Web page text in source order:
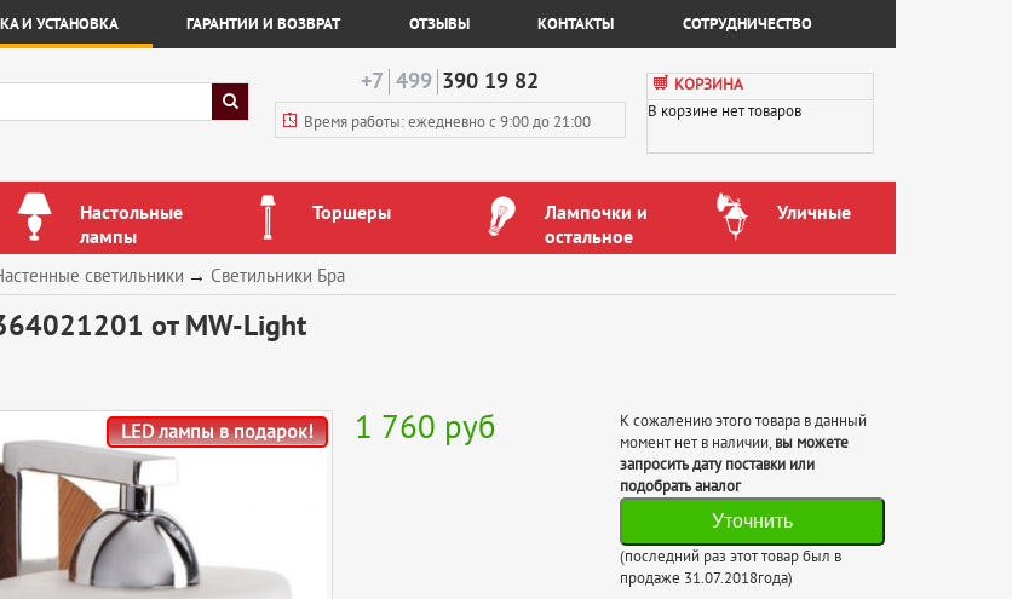
И УСТАНОВКА ГАРАНТИИ И ВОЗВРАТ ОТЗЫВЫ КОНТАКТЫ СОТРУДНИЧЕСТВО
+7 499 390 19 82
Время работы: ежедневнос 9:00 до 21:00
КОРЗИНА
В корзине нет товаров
Настольные
лампы
Торшеры
Лампочки и
остальное
Уличные
→ Светильники Бра
светильники
от MW-Light
LED лампы в подарок! 1 760 руб
К сожалению этого товара в данный
момент нет в наличии, вы можете
запросить дату поставки или
подобрать аналог
Уточнить
(последний раз этот товар был в
продаже 31.07.2018года)